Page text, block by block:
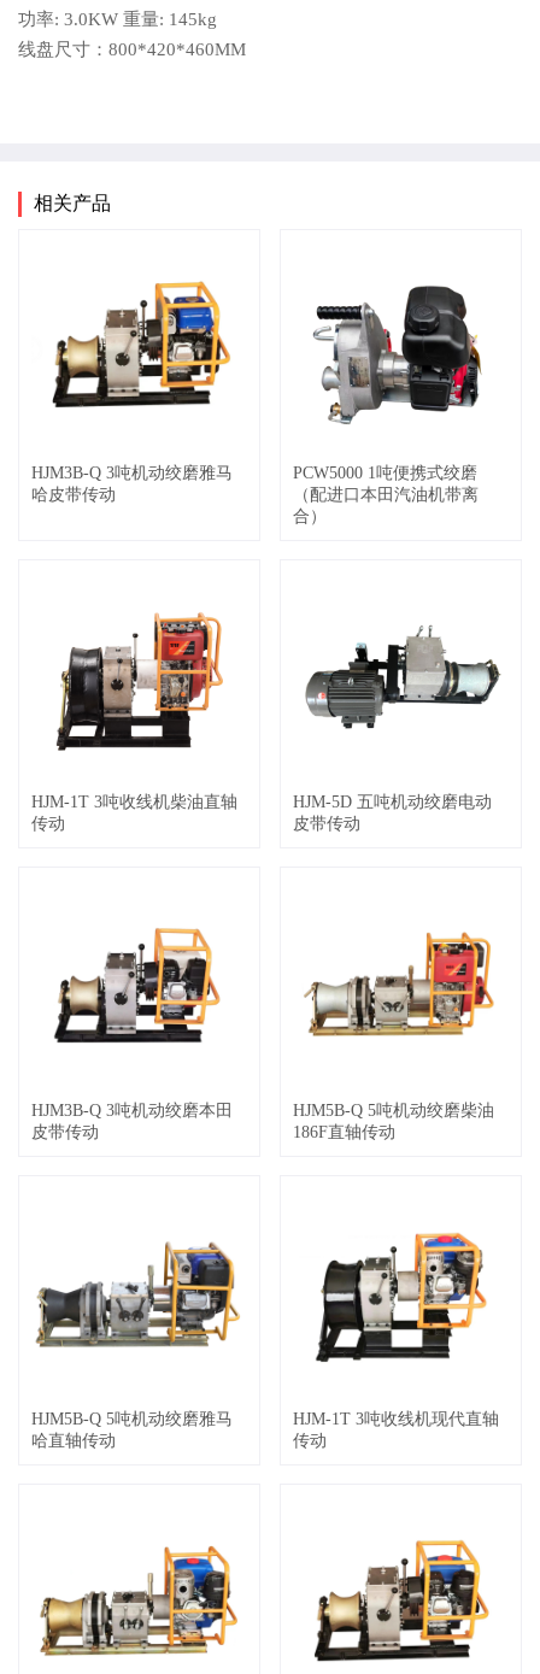
功率: 3.0KW 重量: 145kg
线盘尺寸：800*420*460MM
相关产品
HJM3B-Q 3吨机动绞磨雅马
哈皮带传动
PCW5000 1吨便携式绞磨
（配进口本田汽油机带离
合）
HJM-1T 3吨收线机柴油直轴
传动
HJM-5D 五吨机动绞磨电动
皮带传动
HJM3B-Q 3吨机动绞磨本田
皮带传动
HJM5B-Q 5吨机动绞磨柴油
186F直轴传动
HJM5B-Q 5吨机动绞磨雅马
哈直轴传动
HJM-1T 3吨收线机现代直轴
传动